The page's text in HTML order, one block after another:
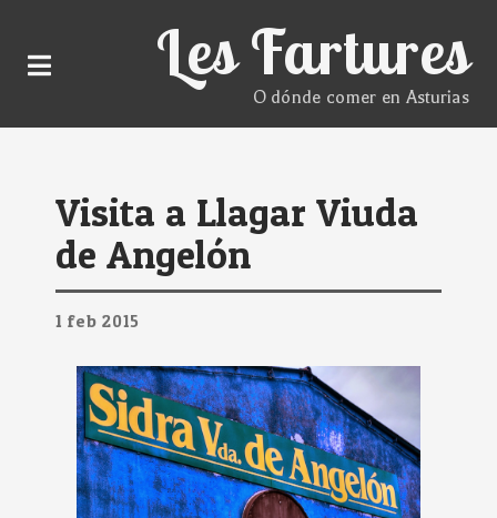
Les Fartures
O dónde comer en Asturias
Visita a Llagar Viuda
de Angelón
1 feb 2015